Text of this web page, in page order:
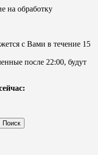
на обработку
с Вами в течение 15
после 22:00, будут